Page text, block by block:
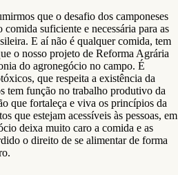
que o desafio dos camponeses
suficiente e necessária para as
E aí não é qualquer comida, tem
o nosso projeto de Reforma Agrária
do agronegócio no campo. É
que respeita a existência da
tem função no trabalho produtivo da
que fortaleça e viva os princípios da
que estejam acessíveis às pessoas, em
deixa muito caro a comida e as
o direito de se alimentar de forma